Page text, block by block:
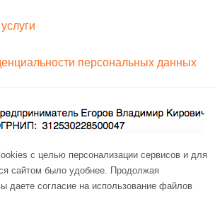
персональных данных
с целью персонализации сервисов и для
сайтом было удобнее. Продолжая
даете согласие на использование файлов